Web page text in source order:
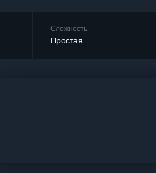
Сложность
Простая